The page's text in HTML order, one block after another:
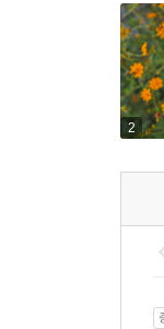
직접
느낄
쓰고
- 파
메리
것
금
녹
- 커
2